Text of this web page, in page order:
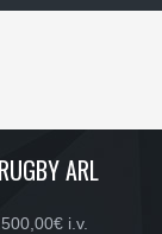
ARL
i.v.